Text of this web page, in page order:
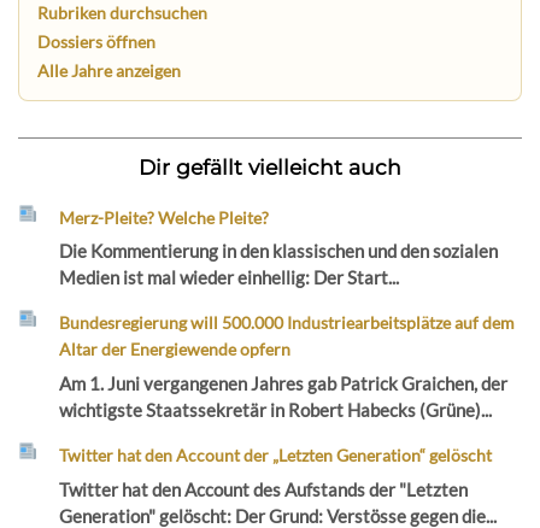
Rubriken durchsuchen
Dossiers öffnen
Alle Jahre anzeigen
Dir gefällt vielleicht auch
Merz-Pleite? Welche Pleite?
Die Kommentierung in den klassischen und den sozialen
Medien ist mal wieder einhellig: Der Start...
Bundesregierung will 500.000 Industriearbeitsplätze auf dem
Altar der Energiewende opfern
Am 1. Juni vergangenen Jahres gab Patrick Graichen, der
wichtigste Staatssekretär in Robert Habecks (Grüne)...
Twitter hat den Account der „Letzten Generation“ gelöscht
Twitter hat den Account des Aufstands der "Letzten
Generation" gelöscht: Der Grund: Verstösse gegen die...